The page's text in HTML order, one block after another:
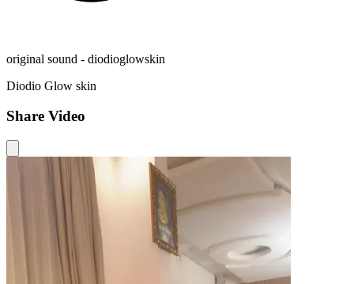
original sound - diodioglowskin
Diodio Glow skin
Share Video